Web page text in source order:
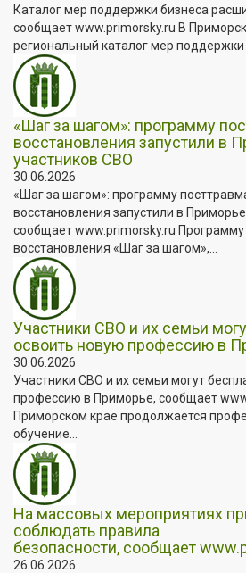
Каталог мер поддержки бизнеса
сообщает www.primorsky.ru В
региональный каталог мер
«Шаг за шагом»: программу
восстановления запустили в
участников СВО
30.06.2026
«Шаг за шагом»: программу
восстановления запустили в
сообщает www.primorsky.ru Программу
восстановления «Шаг за шагом»,...
Участники СВО и их семьи
освоить новую профессию в
30.06.2026
Участники СВО и их семьи могут
профессию в Приморье, сообщает
Приморском крае продолжается
обучение...
На массовых мероприятиях
соблюдать правила
безопасности, сообщает
26.06.2026